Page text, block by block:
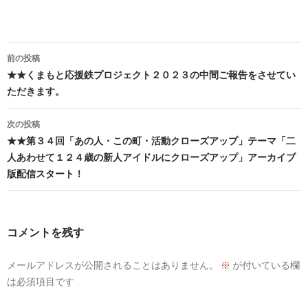
投
稿
ナ
ビ
ゲ
ー
シ
前の投稿
★★くまもと応援鉄プロジェクト２０２３の中間ご報告をさせてい
ただきます。
次の投稿
★★第３４回「あの人・この町・活動クローズアップ」テーマ「二
人あわせて１２４歳の新人アイドルにクローズアップ」アーカイブ
版配信スタート！
コメントを残す
メールアドレスが公開されることはありません。 ※ が付いている欄
は必須項目です